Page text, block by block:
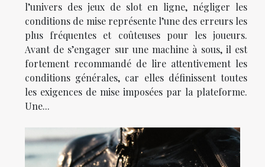
l’univers des jeux de slot en ligne, négliger les
conditions de mise représente l’une des erreurs les
plus fréquentes et coûteuses pour les joueurs.
Avant de s’engager sur une machine à sous, il est
fortement recommandé de lire attentivement les
conditions générales, car elles définissent toutes
les exigences de mise imposées par la plateforme.
Une...